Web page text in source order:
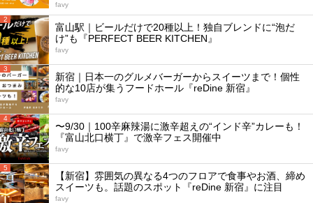
favy
2
富山駅｜ビールだけで20種以上！独自ブレンドに“泡だ
け”も『PERFECT BEER KITCHEN』
favy
3
新宿｜日本一のグルメバーガーからスイーツまで！個性
的な10店が集うフードホール『reDine 新宿』
favy
4
〜9/30｜100辛麻辣湯に激辛超えの“インド辛”カレーも！
『富山北口横丁』で激辛フェス開催中
favy
5
【新宿】雰囲気の異なる4つのフロアで食事やお酒、締め
スイーツも。話題のスポット『reDine 新宿』に注目
favy